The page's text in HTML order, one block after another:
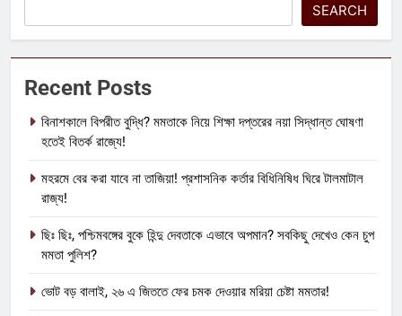
SEARCH
Recent Posts
বিনাশকালে বিপরীত বুদ্ধি? মমতাকে নিয়ে শিক্ষা দপ্তরের নয়া সিদ্ধান্ত ঘোষণা
হতেই বিতর্ক রাজ্যে!
মহরমে বের করা যাবে না তাজিয়া! প্রশাসনিক কর্তার বিধিনিষিধ ঘিরে টালমাটাল
রাজ্য!
ছিঃ ছিঃ, পশ্চিমবঙ্গের বুকে হিন্দু দেবতাকে এভাবে অপমান? সবকিছু দেখেও কেন চুপ
মমতা পুলিশ?
ভোট বড় বালাই, ২৬ এ জিততে ফের চমক দেওয়ার মরিয়া চেষ্টা মমতার!